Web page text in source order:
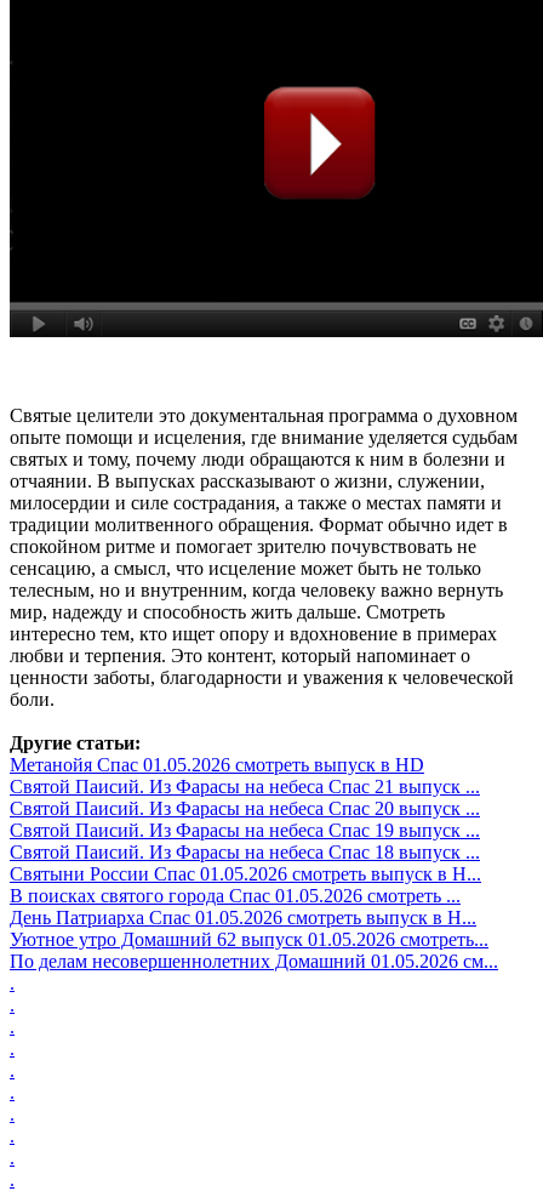
Святые целители это документальная программа о духовном
опыте помощи и исцеления, где внимание уделяется судьбам
святых и тому, почему люди обращаются к ним в болезни и
отчаянии. В выпусках рассказывают о жизни, служении,
милосердии и силе сострадания, а также о местах памяти и
традиции молитвенного обращения. Формат обычно идет в
спокойном ритме и помогает зрителю почувствовать не
сенсацию, а смысл, что исцеление может быть не только
телесным, но и внутренним, когда человеку важно вернуть
мир, надежду и способность жить дальше. Смотреть
интересно тем, кто ищет опору и вдохновение в примерах
любви и терпения. Это контент, который напоминает о
ценности заботы, благодарности и уважения к человеческой
боли.
Другие статьи:
Метанойя Спас 01.05.2026 смотреть выпуск в HD
Святой Паисий. Из Фарасы на небеса Спас 21 выпуск ...
Святой Паисий. Из Фарасы на небеса Спас 20 выпуск ...
Святой Паисий. Из Фарасы на небеса Спас 19 выпуск ...
Святой Паисий. Из Фарасы на небеса Спас 18 выпуск ...
Святыни России Спас 01.05.2026 смотреть выпуск в H...
В поисках святого города Спас 01.05.2026 смотреть ...
День Патриарха Спас 01.05.2026 смотреть выпуск в H...
Уютное утро Домашний 62 выпуск 01.05.2026 смотреть...
По делам несовершеннолетних Домашний 01.05.2026 см...
.
.
.
.
.
.
.
.
.
.